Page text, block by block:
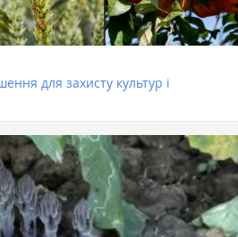
для захисту культур і